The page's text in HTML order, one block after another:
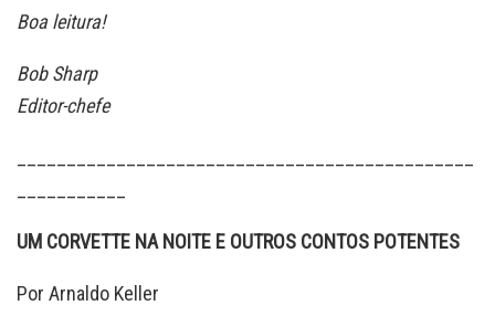
Boa leitura!
Bob Sharp
Editor-chefe
UM CORVETTE NA NOITE E OUTROS CONTOS POTENTES
Por Arnaldo Keller